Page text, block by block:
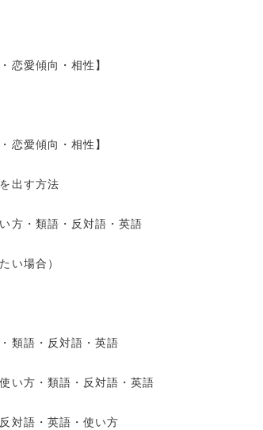
恋愛傾向・相性】
恋愛傾向・相性】
出す方法
方・類語・反対語・英語
い場合）
類語・反対語・英語
い方・類語・反対語・英語
対語・英語・使い方